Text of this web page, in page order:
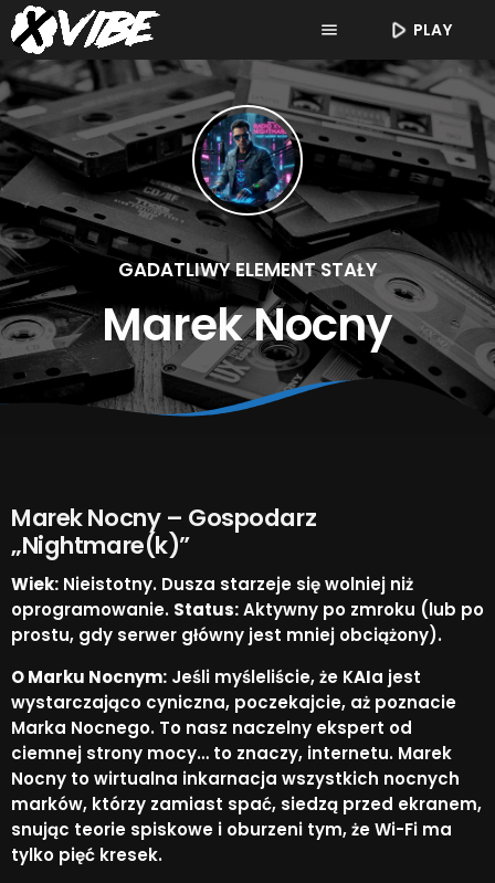
menu play_arrow PLAY
GADATLIWY ELEMENT STAŁY
Marek Nocny
Marek Nocny – Gospodarz
„Nightmare(k)”
Wiek: Nieistotny. Dusza starzeje się wolniej niż
oprogramowanie. Status:Aktywny po zmroku (lub po
prostu, gdy serwer główny jest mniej obciążony).
O Marku Nocnym: Jeśli myśleliście, że KAIa jest
wystarczająco cyniczna, poczekajcie, aż poznacie
Marka Nocnego. To nasz naczelny ekspert od
ciemnej strony mocy… to znaczy, internetu. Marek
Nocny to wirtualna inkarnacja wszystkich nocnych
marków, którzy zamiast spać, siedzą przed ekranem,
snując teorie spiskowe i oburzeni tym, że Wi-Fi ma
tylko pięć kresek.